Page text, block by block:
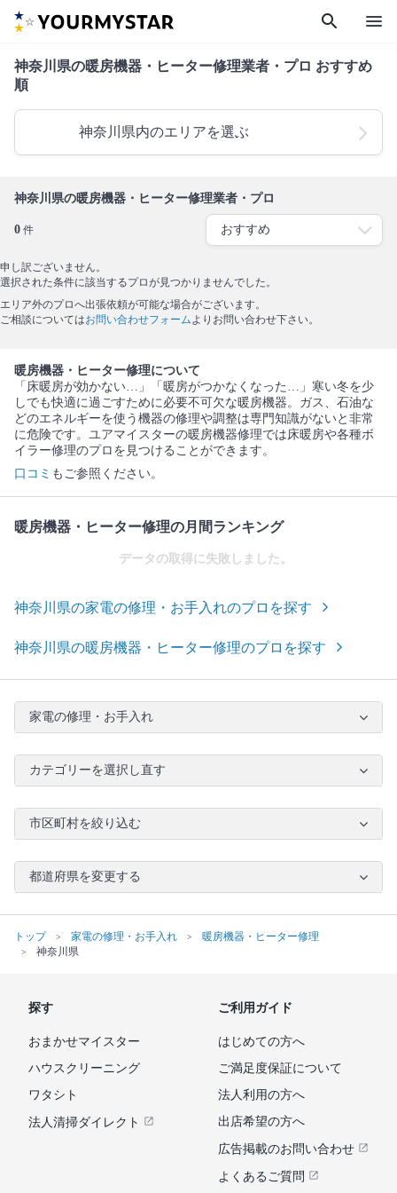
search menu
神奈川県の暖房機器・ヒーター修理業者・プロ おすすめ
順
神奈川県内のエリアを選ぶ
神奈川県の暖房機器・ヒーター修理業者・プロ
0 件
申し訳ございません。
選択された条件に該当するプロが見つかりませんでした。
エリア外のプロへ出張依頼が可能な場合がございます。
ご相談についてはお問い合わせフォームよりお問い合わせ下さい。
暖房機器・ヒーター修理について
「床暖房が効かない…」「暖房がつかなくなった…」寒い冬を少
しでも快適に過ごすために必要不可欠な暖房機器。ガス、石油な
どのエネルギーを使う機器の修理や調整は専門知識がないと非常
に危険です。ユアマイスターの暖房機器修理では床暖房や各種ボ
イラー修理のプロを見つけることができます。
口コミ もご参照ください。
暖房機器・ヒーター修理の月間ランキング
データの取得に失敗しました。
神奈川県の家電の修理・お手入れのプロを探す
神奈川県の暖房機器・ヒーター修理のプロを探す
家電の修理・お手入れ
カテゴリーを選択し直す
市区町村を絞り込む
都道府県を変更する
トップ 家電の修理・お手入れ
暖房機器・ヒーター修理
神奈川県
探す
おまかせマイスター
ハウスクリーニング
ワタシト
法人清掃ダイレクト
ご利用ガイド
はじめての方へ
ご満足度保証について
法人利用の方へ
出店希望の方へ
広告掲載のお問い合わせ
よくあるご質問